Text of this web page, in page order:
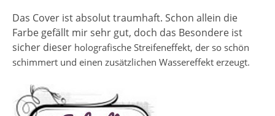
Das Cover ist absolut traumhaft. Schon allein die
Farbe gefällt mir sehr gut, doch das Besondere ist
sicher dieser holografische Streifeneffekt, der so schön
schimmert und einen zusätzlichen Wassereffekt erzeugt.